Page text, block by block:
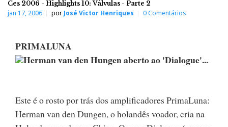
Ces 2006 - Highlights 10: Válvulas - Parte 2
jan 17, 2006 por José Victor Henriques 0 Comentários
PRIMALUNA
Herman van den Hungen aberto ao 'Dialogue'...
Este é o rosto por trás dos amplificadores PrimaLuna:
Herman van den Dungen, o holandês voador, cria na